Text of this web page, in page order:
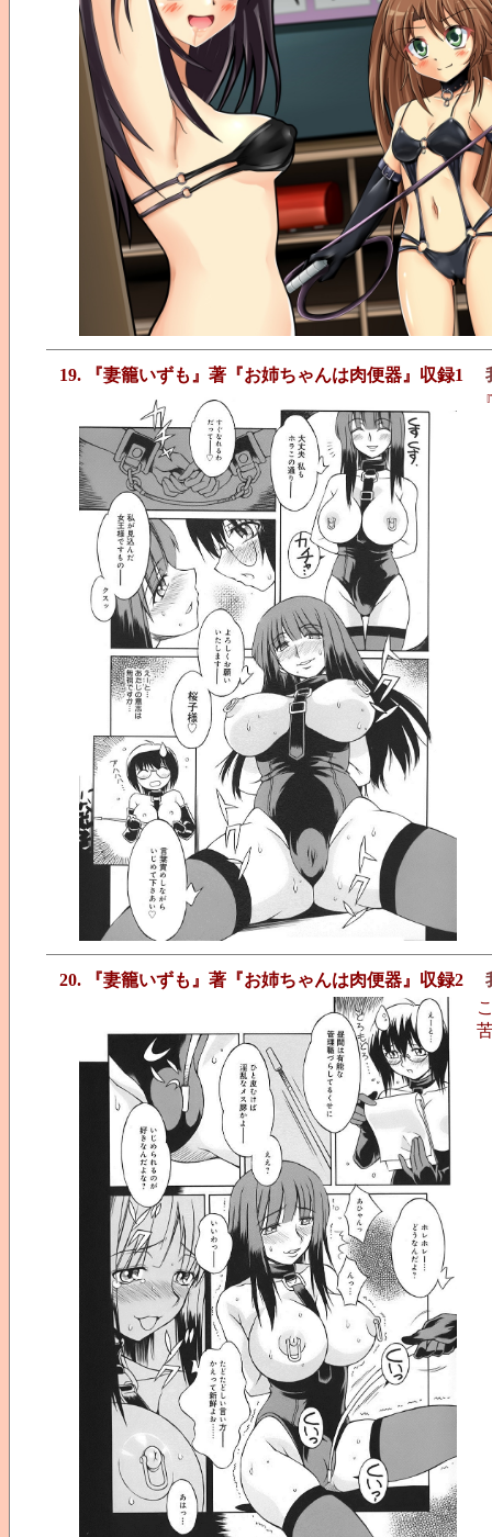
19. 『妻籠いずも』著『お姉ちゃんは肉便器』収録1
20. 『妻籠いずも』著『お姉ちゃんは肉便器』収録2